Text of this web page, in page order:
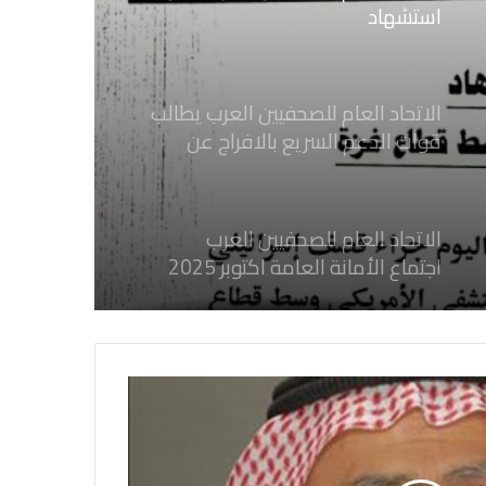
استشهاد
ثلاثة صحفيين فلسطينيين باستهداف
الاتحاد العام للصحفيين العرب يطالب
قوات الدعم السريع بالافراج عن
الصحفيين السودانيين المعتقلين لديها
الاتحاد العام للصحفيين العرب
اجتماع الأمانة العامة اكتوبر 2025
بكل قوة جرائم الاحتلال الصهيوني فى
غزة والتي نتج عنها اغتيال خمسة
صحفيين فلسطينيين